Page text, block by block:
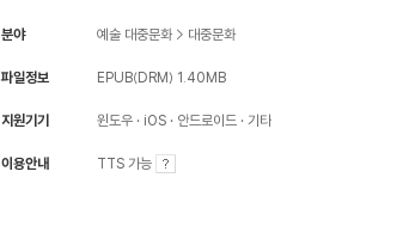
분야 예술 대중문화 > 대중문화
파일정보 EPUB(DRM) 1.40MB
지원기기 윈도우 iOS 안드로이드 기타
이용안내 TTS 가능